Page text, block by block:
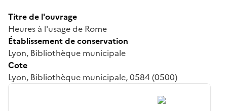
Titre de l'ouvrage
Heures à l'usage de Rome
Établissement de conservation
Lyon, Bibliothèque municipale
Cote
Lyon, Bibliothèque municipale, 0584 (0500)